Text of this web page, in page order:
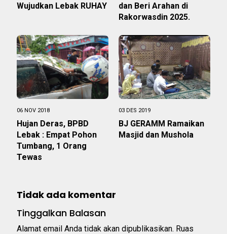
Wujudkan Lebak RUHAY
dan Beri Arahan di
Rakorwasdin 2025.
06 NOV 2018
Hujan Deras, BPBD
Lebak : Empat Pohon
Tumbang, 1 Orang
Tewas
03 DES 2019
BJ GERAMM Ramaikan
Masjid dan Mushola
Tidak ada komentar
Tinggalkan Balasan
Alamat email Anda tidak akan dipublikasikan. Ruas